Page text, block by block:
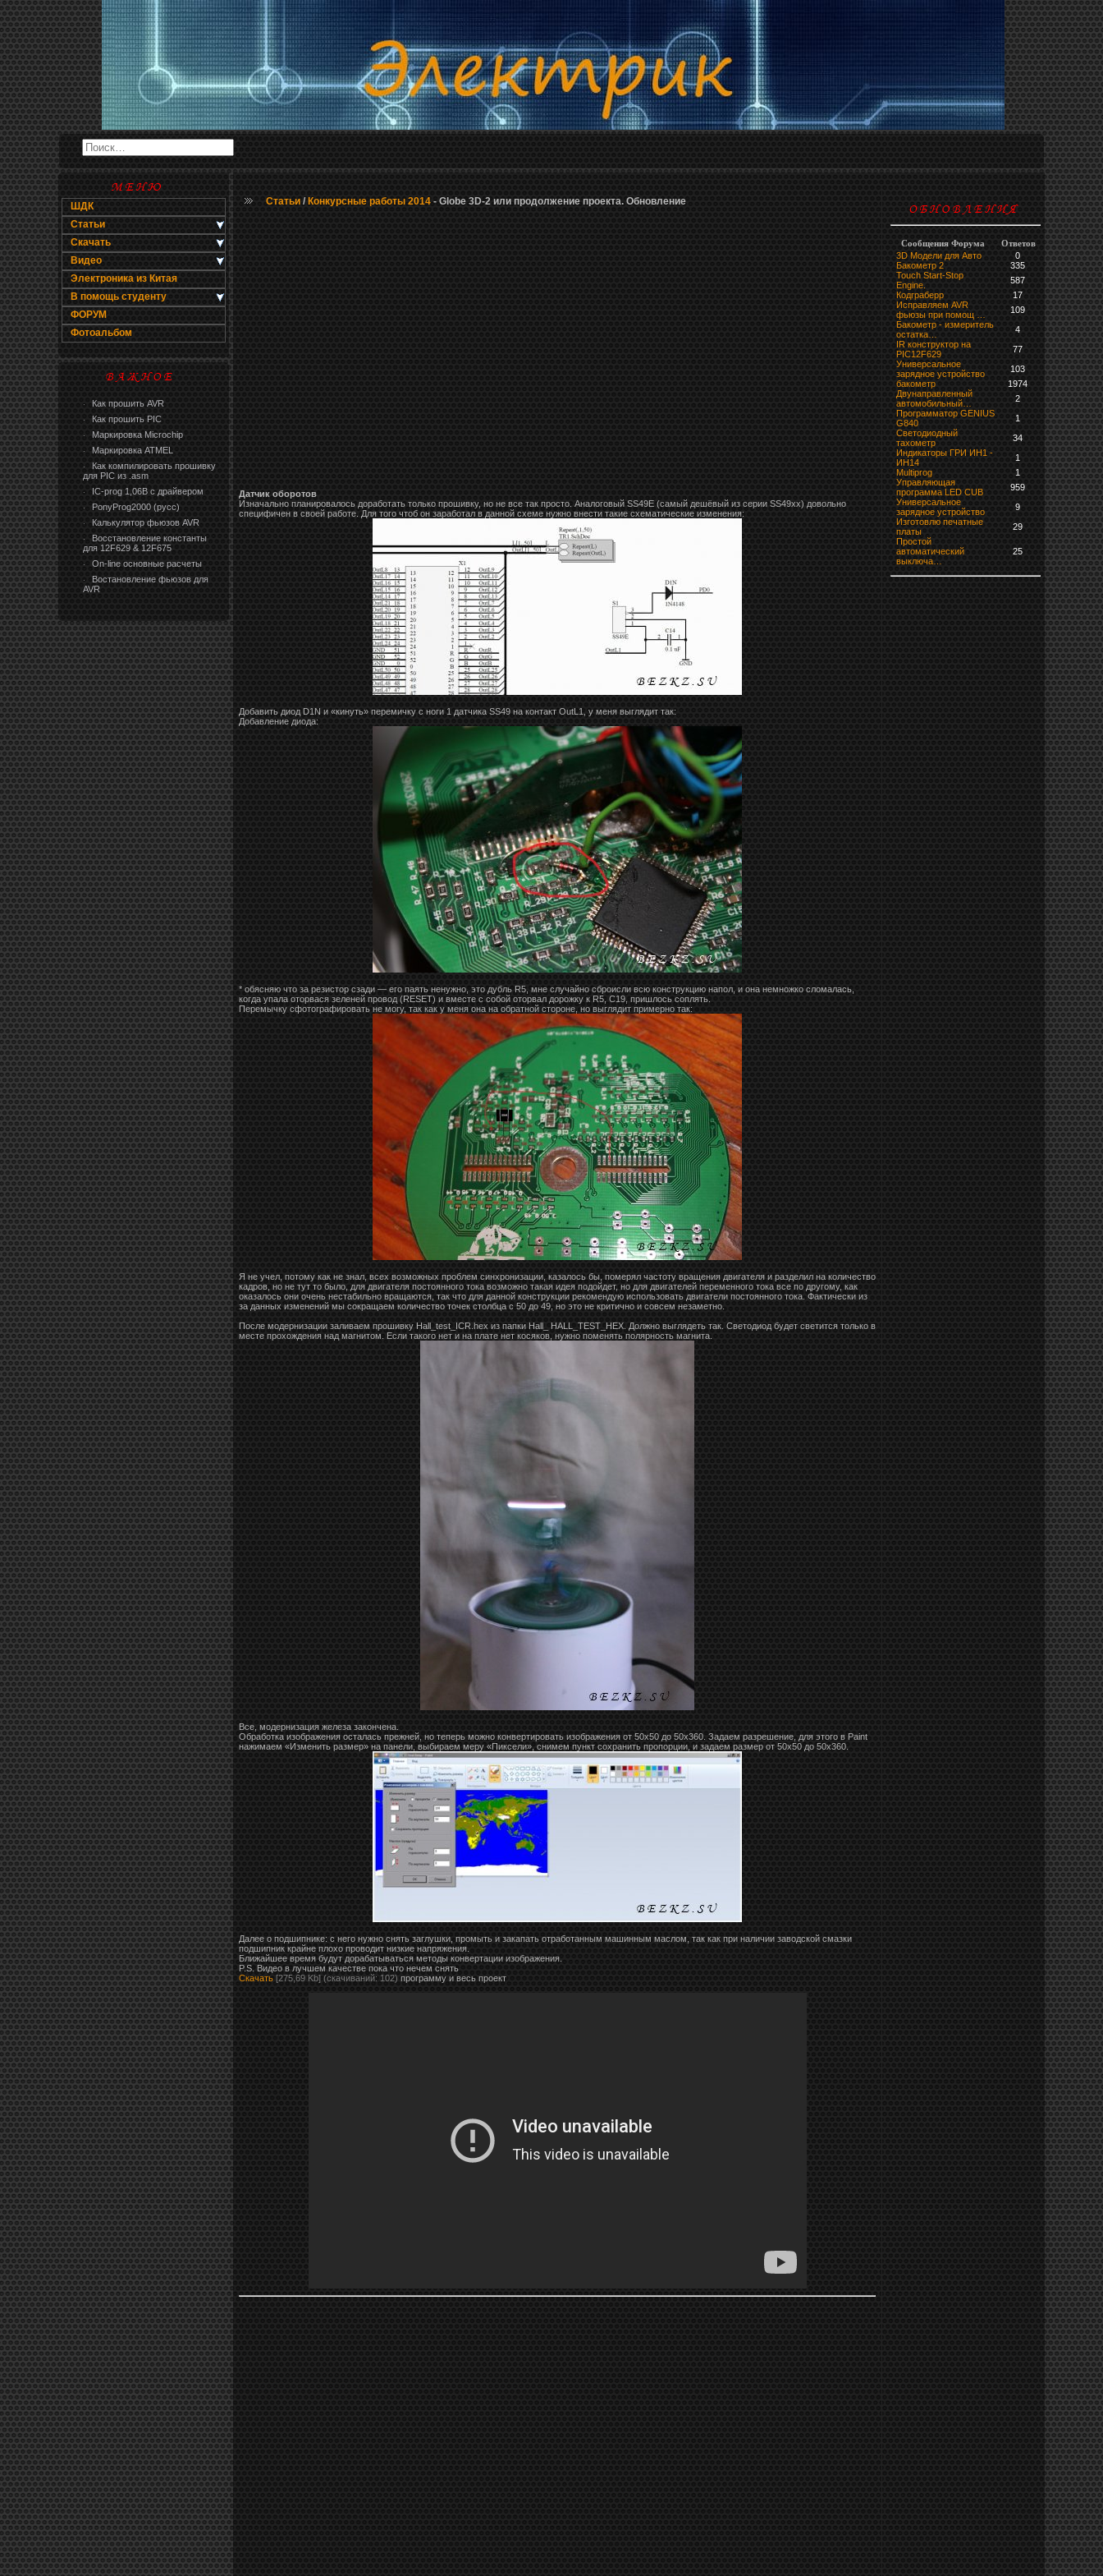
ШДК
Статьи
Скачать
Видео
Электроника из Китая
В помощь студенту
ФОРУМ
Фотоальбом
· Как прошить AVR
· Как прошить PIC
· Маркировка Microchip
· Маркировка ATMEL
·
Как компилировать прошивку
для PIC из .asm
· IC-prog 1,06В с драйвером
· PonyProg2000 (русс)
· Калькулятор фьюзов AVR
·
Восстановление константы
для 12F629 & 12F675
· On-line основные расчеты
·
Востановление фьюзов для
AVR
Статьи / Конкурсные работы 2014 - Globe 3D-2 или продолжение проекта. Обновление
Датчик оборотов
Изначально планировалось доработать только прошивку, но не все так просто. Аналоговый SS49E (самый дешёвый из серии SS49хх) довольно
специфичен в своей работе. Для того чтоб он заработал в данной схеме нужно внести такие схематические изменения:
Добавить диод D1N и «кинуть» перемичку с ноги 1 датчика SS49 на контакт OutL1, у меня выглядит так:
Добавление диода:
* обясняю что за резистор сзади — его паять ненужно, это дубль R5, мне случайно сброисли всю конструкцию напол, и она немножко сломалась,
когда упала оторвася зеленей провод (RESET) и вместе с собой оторвал дорожку к R5, C19, пришлось соплять.
Перемычку сфотографировать не могу, так как у меня она на обратной стороне, но выглядит примерно так:
Я не учел, потому как не знал, всех возможных проблем синхронизации, казалось бы, померял частоту вращения двигателя и разделил на количество
кадров, но не тут то было, для двигателя постоянного тока возможно такая идея подойдет, но для двигателей переменного тока все по другому, как
оказалось они очень нестабильно вращаются, так что для данной конструкции рекомендую использовать двигатели постоянного тока. Фактически из
за данных изменений мы сокращаем количество точек столбца с 50 до 49, но это не критично и совсем незаметно.
После модернизации заливаем прошивку Hall_test_ICR.hex из папки Hall_ HALL_TEST_HEX. Должно выглядеть так. Светодиод будет светится только в
месте прохождения над магнитом. Если такого нет и на плате нет косяков, нужно поменять полярность магнита.
Все, модернизация железа закончена.
Обработка изображения осталась прежней, но теперь можно конвертировать изображения от 50х50 до 50х360. Задаем разрешение, для этого в Paint
нажимаем «Изменить размер» на панели, выбираем меру «Пиксели», снимем пункт сохранить пропорции, и задаем размер от 50х50 до 50х360.
Далее о подшипнике: с него нужно снять заглушки, промыть и закапать отработанным машинным маслом, так как при наличии заводской смазки
подшипник крайне плохо проводит низкие напряжения.
Ближайшее время будут дорабатываться методы конвертации изображения.
P.S. Видео в лучшем качестве пока что нечем снять
Скачать [275,69 Kb] (cкачиваний: 102) программу и весь проект
Сообщения Форума
Ответов
3D Модели для Авто
0
Бакометр 2
335
Touch Start-Stop
Engine.
587
Кодграберр
17
Исправляем AVR
фьюзы при помощ …
109
Бакометр - измеритель
остатка…
4
IR конструктор на
PIC12F629
77
Универсальное
зарядное устройство
103
бaкoмeтр
1974
Двунаправленный
автомобильный…
2
Программатор GENIUS
G840
1
Светодиодный
тахометр
34
Индикаторы ГРИ ИН1 -
ИН14
1
Multiprog
1
Управляющая
программа LED CUB
959
Универсальное
зарядное устройство
9
Изготовлю печатные
платы
29
Простой
автоматический
выключа…
25